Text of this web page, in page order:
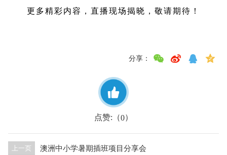
更多精彩内容，直播现场揭晓，敬请期待！
分享：
点赞:（0）
上一页 澳洲中小学暑期插班项目分享会